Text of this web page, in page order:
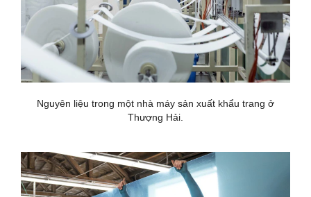
Nguyên liệu trong một nhà máy sản xuất khẩu trang ở
Thượng Hải.